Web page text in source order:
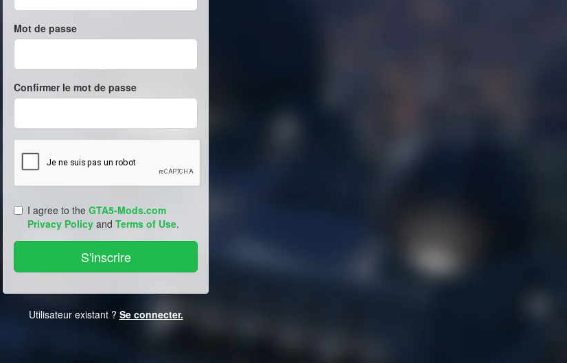
Mot de passe
Confirmer le mot de passe
I agree to the GTA5-Mods.com
Privacy Policy and Terms of Use.
Utilisateur existant ? Se connecter.